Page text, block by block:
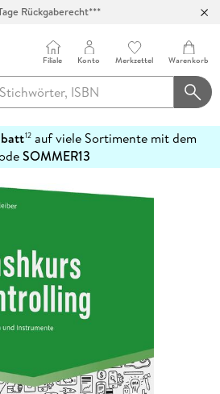
Rückgaberecht***
Filiale Konto Merkzettel Warenkorb
12auf viele Sortimente mit dem
SOMMER13